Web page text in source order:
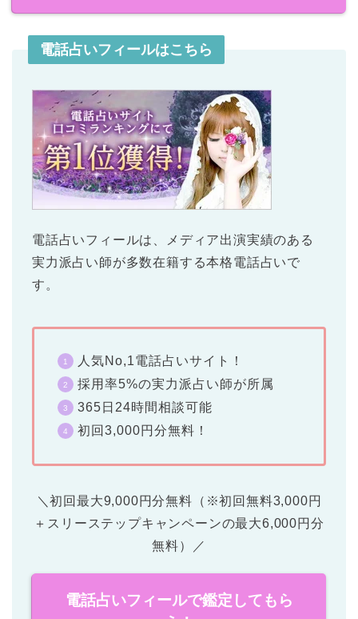
電話占いフィールはこちら
電話占いフィールは、メディア出演実績のある
実力派占い師が多数在籍する本格電話占いで
す。
人気No,1電話占いサイト！
採用率5%の実力派占い師が所属
365日24時間相談可能
初回3,000円分無料！
＼初回最大9,000円分無料（※初回無料3,000円
＋スリーステップキャンペーンの最大6,000円分
無料）／
電話占いフィールで鑑定してもら